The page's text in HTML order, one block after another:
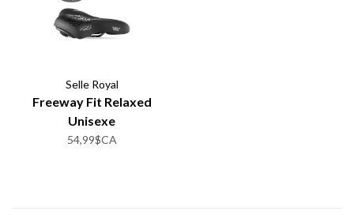
Selle Royal
Freeway Fit Relaxed
Unisexe
54,99$CA